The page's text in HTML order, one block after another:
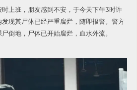
上班，朋友感到不安，于今天下午3时许
现其尸体已经严重腐烂，随即报警。警方
倒地，尸体已开始腐烂，血水外流。